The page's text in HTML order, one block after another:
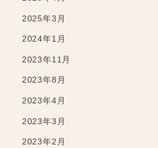
2025年3月
2024年1月
2023年11月
2023年8月
2023年4月
2023年3月
2023年2月